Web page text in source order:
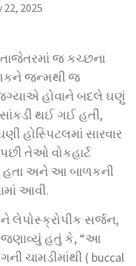
22, 2025
તાજેતરમાં જ કચ્છના
જન્મથી જ
હોવાને બદલે ઘણું
થઈ ગઈ હતી,
હોસ્પિટલમાં સારવાર
તેઓ વોકહાર્ટ
હતા અને આ બાળકની
આવી.
લેપોસ્ક્રોપીક સર્જન,
જણાવ્યું હતું કે, “આ
ચામડીમાંથી ( buccal